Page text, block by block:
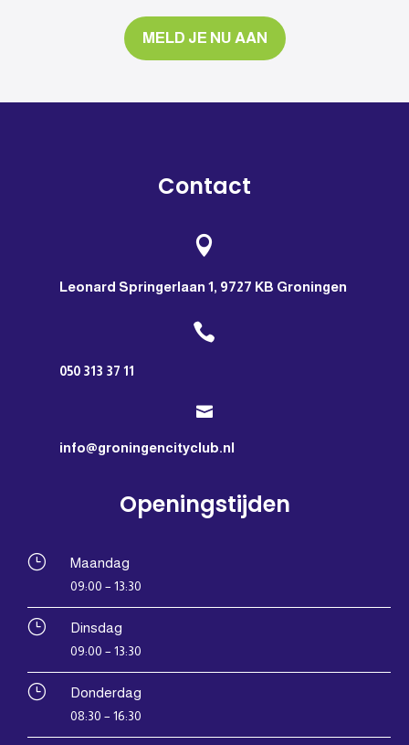
MELD JE NU AAN
Contact

Leonard Springerlaan 1, 9727 KB Groningen

050 313 37 11

info@groningencityclub.nl
Openingstijden
} Maandag
09:00 – 13:30
} Dinsdag
09:00 – 13:30
} Donderdag
08:30 – 16:30